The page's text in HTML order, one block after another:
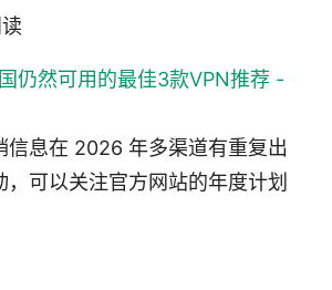
仍然可用的最佳3款VPN推荐 -
信息在 2026 年多渠道有重复出
，可以关注官方网站的年度计划